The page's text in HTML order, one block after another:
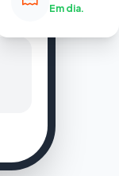
Em dia.